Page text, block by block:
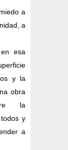
a
a
esa
y la
obra
la
y
a